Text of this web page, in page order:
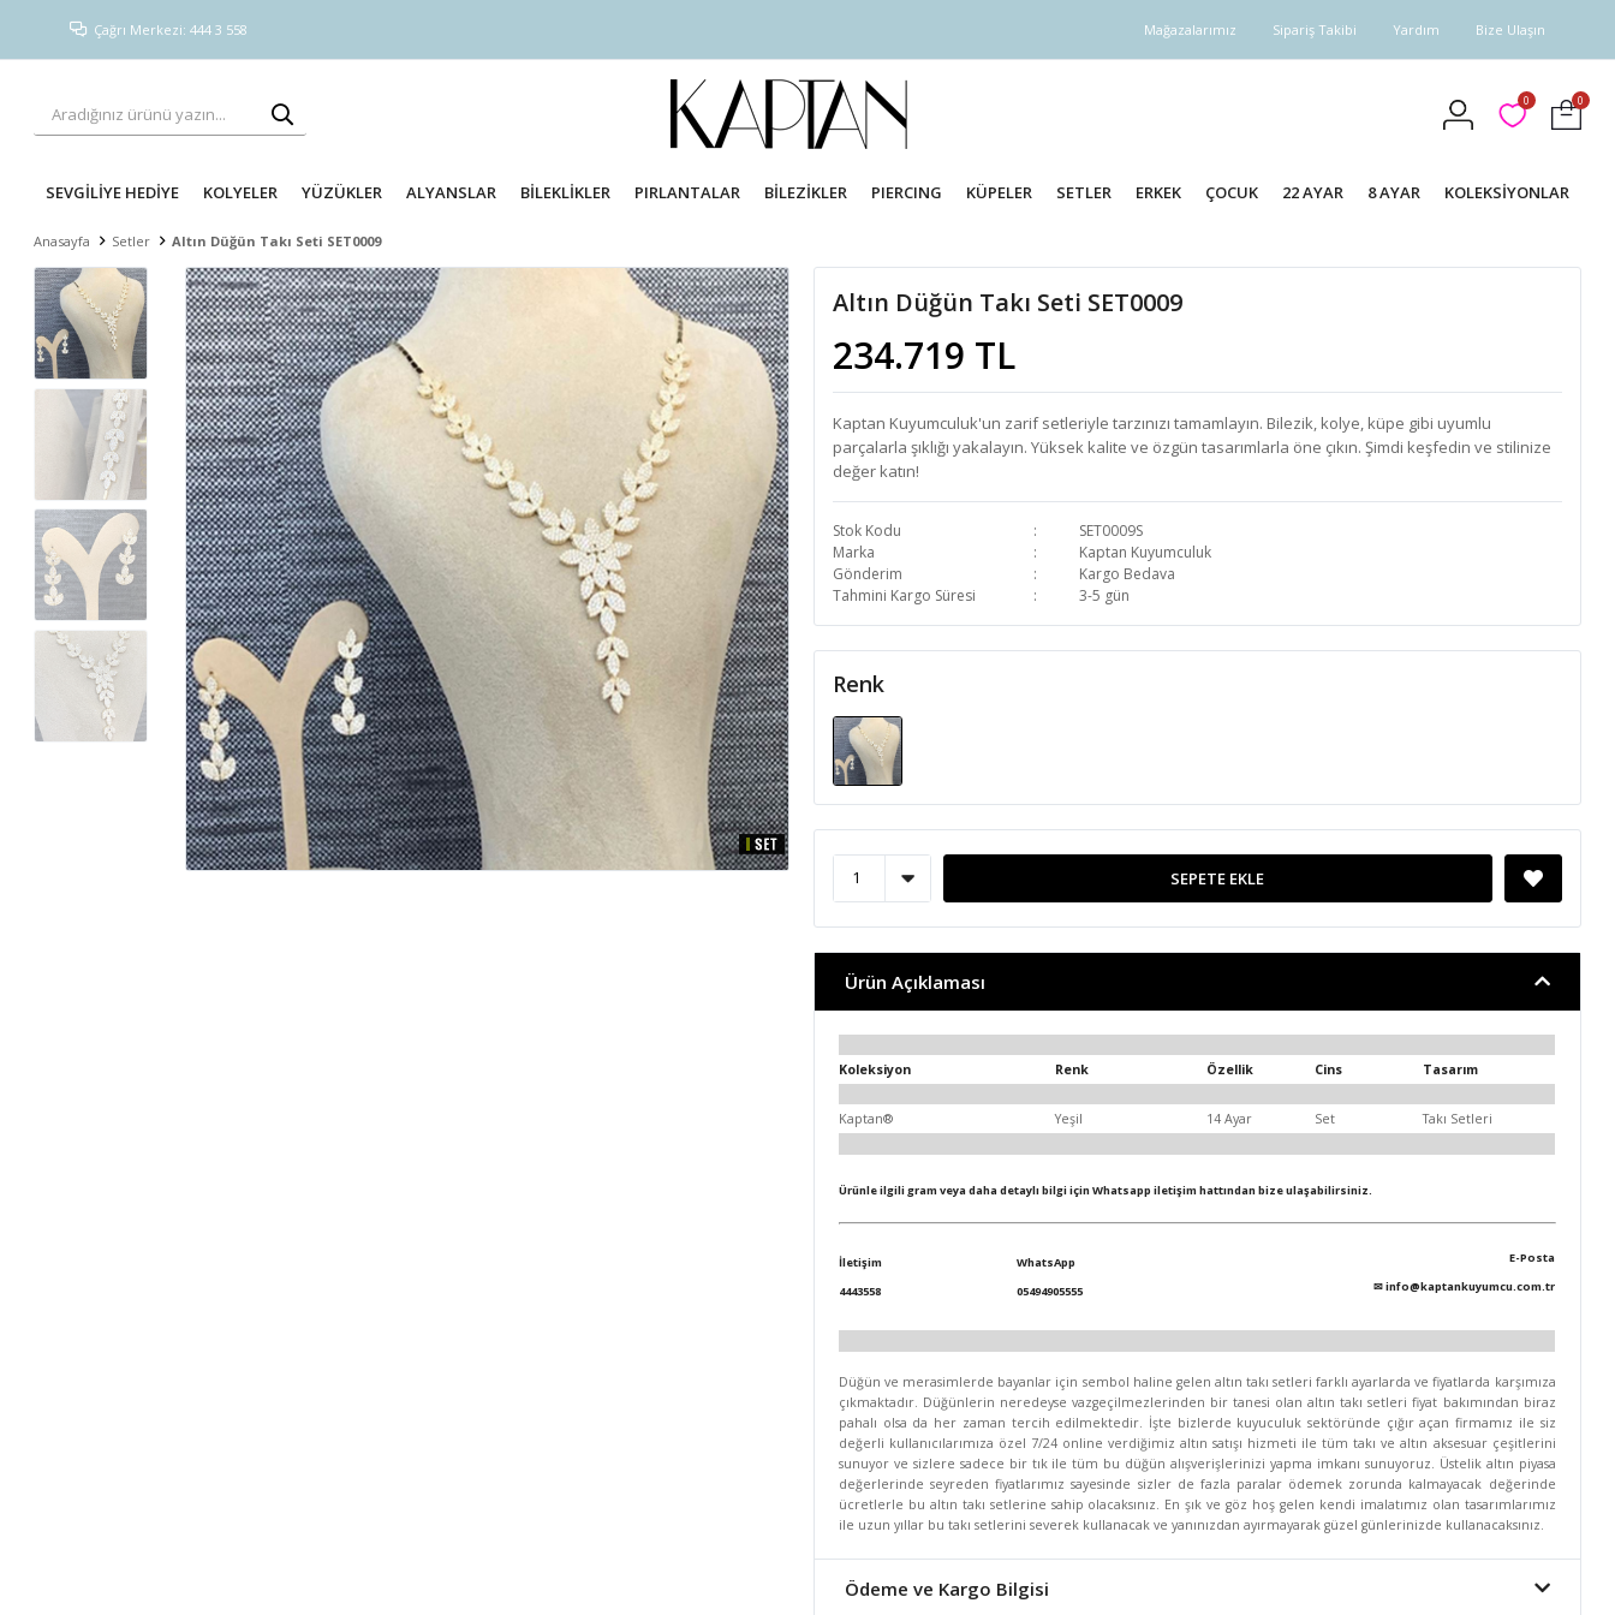
Çağrı Merkezi: 444 3 558 Mağazalarımız Sipariş Takibi Yardım Bize Ulaşın
0 0
SEVGİLİYE HEDİYE KOLYELER YÜZÜKLER ALYANSLAR BİLEKLİKLER PIRLANTALAR BİLEZİKLER PIERCING KÜPELER SETLER ERKEK ÇOCUK 22 AYAR 8 AYAR KOLEKSİYONLAR
Anasayfa Setler Altın Düğün Takı Seti SET0009
Altın Düğün Takı Seti SET0009
234.719 TL
Kaptan Kuyumculuk'un zarif setleriyle tarzınızı tamamlayın. Bilezik, kolye, küpe gibi uyumlu
parçalarla şıklığı yakalayın. Yüksek kalite ve özgün tasarımlarla öne çıkın. Şimdi keşfedin ve stilinize
değer katın!
Stok Kodu
SET0009S
Marka
Kaptan Kuyumculuk
Gönderim
Kargo Bedava
Tahmini Kargo Süresi
3-5 gün
Renk
SEPETE EKLE
Ürün Açıklaması
Koleksiyon Renk Özellik Cins Tasarım
Kaptan® Yeşil 14 Ayar Set Takı Setleri
Ürünle ilgili gram veya daha detaylı bilgi için Whatsapp iletişim hattından bize ulaşabilirsiniz.
İletişim
4443558
WhatsApp
05494905555
E-Posta
✉info@kaptankuyumcu.com.tr
Düğün ve merasimlerde bayanlar için sembol haline gelen altın takı setleri farklı ayarlarda ve fiyatlarda karşımıza
çıkmaktadır. Düğünlerin neredeyse vazgeçilmezlerinden bir tanesi olan altın takı setleri fiyat bakımından biraz
pahalı olsa da her zaman tercih edilmektedir. İşte bizlerde kuyuculuk sektöründe çığır açan firmamız ile siz
değerli kullanıcılarımıza özel 7/24 online verdiğimiz altın satışı hizmeti ile tüm takı ve altın aksesuar çeşitlerini
sunuyor ve sizlere sadece bir tık ile tüm bu düğün alışverişlerinizi yapma imkanı sunuyoruz. Üstelik altın piyasa
değerlerinde seyreden fiyatlarımız sayesinde sizler de fazla paralar ödemek zorunda kalmayacak değerinde
ücretlerle bu altın takı setlerine sahip olacaksınız. En şık ve göz hoş gelen kendi imalatımız olan tasarımlarımız
ile uzun yıllar bu takı setlerini severek kullanacak ve yanınızdan ayırmayarak güzel günlerinizde kullanacaksınız.
Ödeme ve Kargo Bilgisi